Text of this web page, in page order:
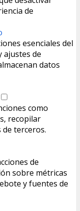
de
esenciales del
ajustes de
datos
como
recopilar
terceros.
de
sobre métricas
y fuentes de